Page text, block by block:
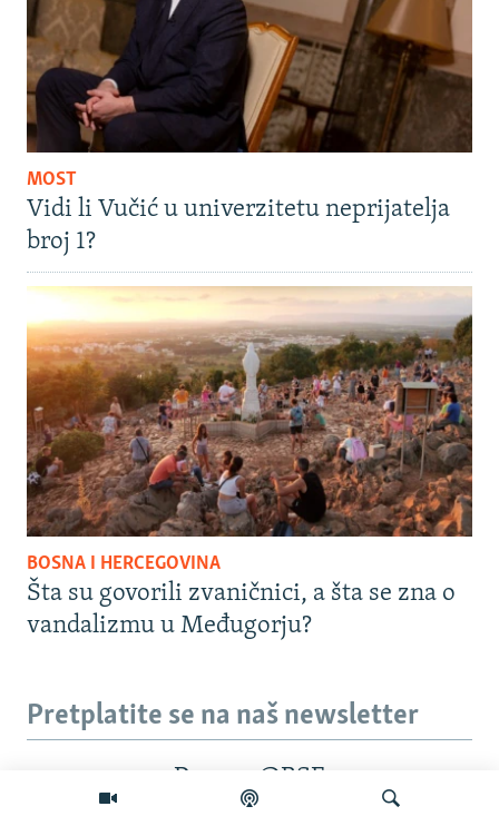
MOST
Vidi li Vučić u univerzitetu neprijatelja
broj 1?
BOSNA I HERCEGOVINA
Šta su govorili zvaničnici, a šta se zna o
vandalizmu u Međugorju?
Pretplatite se na naš newsletter
Dnevno@RSE